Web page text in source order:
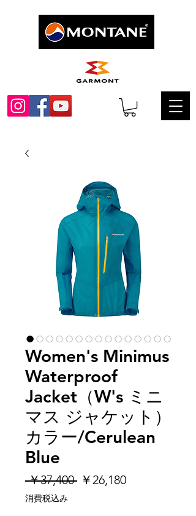
Women's Minimus
Waterproof
Jacket（W's ミニ
マス ジャケット）
カラー/Cerulean
Blue
￥37,400 通￥26,180セ
消費税込み